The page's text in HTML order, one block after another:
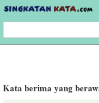
Kata berima yang